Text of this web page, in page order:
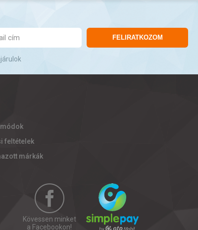
FELIRATKOZOM
feltételek
márkák
Kövessen minket
a Facebookon!